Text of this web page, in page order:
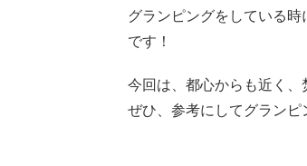
グランピングをしている
です！
今回は、都心からも近く、
ぜひ、参考にしてグランピ